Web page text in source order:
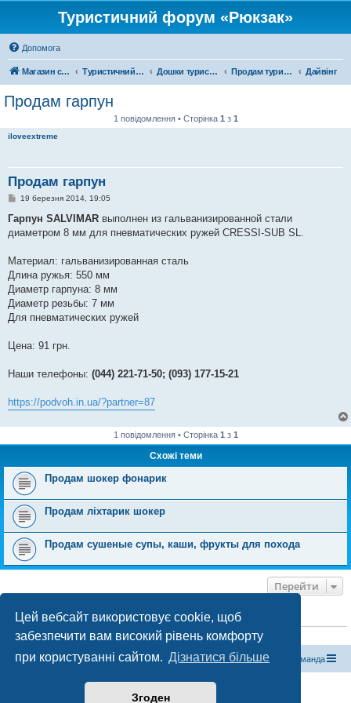
Цей вебсайт використовує cookie, щоб
забезпечити вам високий рівень комфорту
при користуванні сайтом. Дізнатися більше
Згоден
Туристичний форум «Рюкзак»
Допомога
Магазин спорядження Туристичний форум «Рюкзак» Дошки туристичних оголошень Продам туристичне спорядження Дайвінг
Продам гарпун
1 повідомлення • Сторінка 1 з 1
iloveextreme
Продам гарпун
П
в
д
л
е
н
я
19 березня 2014, 19:05
Гарпун SALVIMAR выполнен из гальванизированной стали
диаметром 8 мм для пневматических ружей CRESSI-SUB SL.
Материал: гальванизированная сталь
Длина ружья: 550 мм
Диаметр гарпуна: 8 мм
Диаметр резьбы: 7 мм
Для пневматических ружей
Цена: 91 грн.
Наши телефоны: (044) 221-71-50; (093) 177-15-21
https://podvoh.in.ua/?partner=87
1 повідомлення • Сторінка 1 з 1
Схожі теми
Продам шокер фонарик
Продам ліхтарик шокер
Продам сушеные супы, каши, фрукты для похода
Перейти
ХТО ЗАРАЗ ОНЛАЙН
Зараз переглядають цей форум:ClaudeBot [бот ШІ]і 0 гостей
Магазин спорядження Туристичний форум «Рюкзак» Команда
Працює на phpBB® Forum Software © phpBB Limited
Конфіденційність